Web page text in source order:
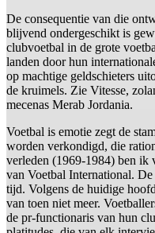
De consequentie van die
blijvend ondergeschikt is
clubvoetbal in de grote
landen door hun
op machtige geldschieters
de kruimels. Zie Vitesse,
mecenas Merab Jordania.
Voetbal is emotie zegt de
worden verkondigd, die
verleden (1969-1984) ben ik
van Voetbal International.
tijd. Volgens de huidige
van toen niet meer.
de pr-functionaris van hun